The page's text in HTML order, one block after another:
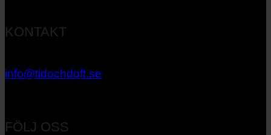
KONTAKT
info@tidochdoft.se
FÖLJ OSS